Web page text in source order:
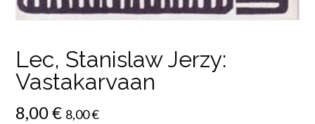
Lec, Stanislaw Jerzy:
Vastakarvaan
8,00€ 8,00€